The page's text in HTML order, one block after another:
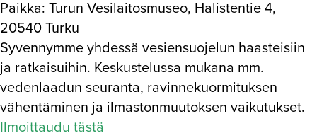
Paikka: Turun Vesilaitosmuseo, Halistentie 4,
20540 Turku
Syvennymme yhdessä vesiensuojelun haasteisiin
ja ratkaisuihin. Keskustelussa mukana mm.
vedenlaadun seuranta, ravinnekuormituksen
vähentäminen ja ilmastonmuutoksen vaikutukset.
Ilmoittaudu tästä